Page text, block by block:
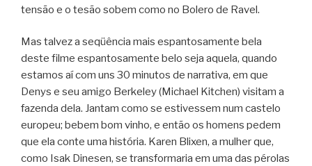
tensão e o tesão sobem como no Bolero de Ravel.
Mas talvez a seqüência mais espantosamente bela
deste filme espantosamente belo seja aquela, quando
estamos aí com uns 30 minutos de narrativa, em que
Denys e seu amigo Berkeley (Michael Kitchen) visitam a
fazenda dela. Jantam como se estivessem num castelo
europeu; bebem bom vinho, e então os homens pedem
que ela conte uma história. Karen Blixen, a mulher que,
como Isak Dinesen, se transformaria em uma das pérolas